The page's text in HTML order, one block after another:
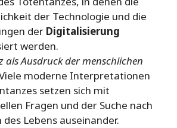
der Technologie und die
der Digitalisierung
werden.
als Ausdruck der menschlichen
moderne Interpretationen
setzen sich mit
Fragen und der Suche nach
des Lebens auseinander.